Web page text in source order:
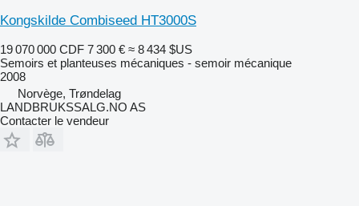
Kongskilde Combiseed HT3000S
19 070 000 CDF 7 300 € ≈ 8 434 $US
Semoirs et planteuses mécaniques - semoir mécanique
2008
Norvège, Trøndelag
LANDBRUKSSALG.NO AS
Contacter le vendeur